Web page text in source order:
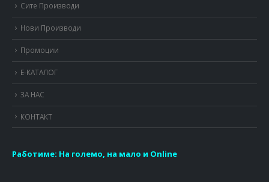
Сите Производи
Нови Производи
Промоции
Е-КАТАЛОГ
ЗА НАС
КОНТАКТ
Работиме: На големо, на мало и Online